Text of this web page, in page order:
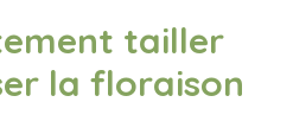
tailler
la floraison